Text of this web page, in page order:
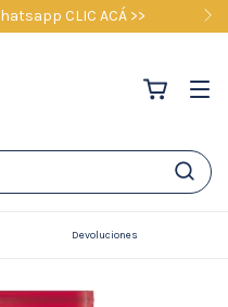
CLIC ACÁ >>
Devoluciones